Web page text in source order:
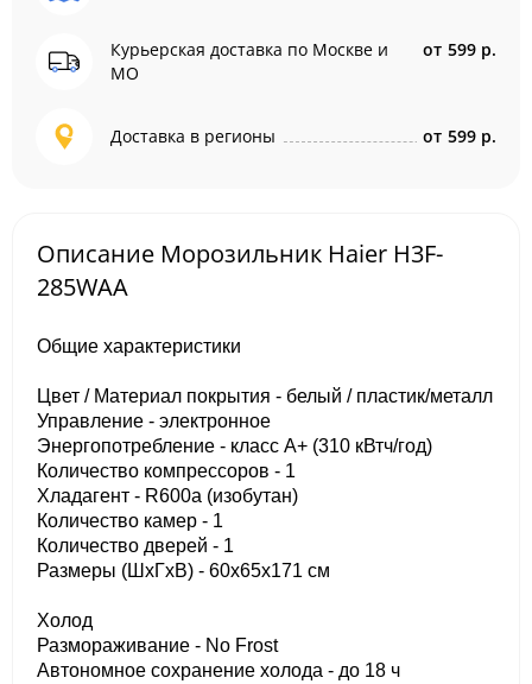
Курьерская доставка по Москве и
МО
от 599 р.
Доставка в регионы от 599 р.
Описание Морозильник Haier H3F-
285WAA
Общие характеристики
Цвет / Материал покрытия - белый / пластик/металл
Управление - электронное
Энергопотребление - класс A+ (310 кВтч/год)
Количество компрессоров - 1
Хладагент - R600a (изобутан)
Количество камер - 1
Количество дверей - 1
Размеры (ШхГхВ) - 60х65х171 см
Холод
Размораживание - No Frost
Автономное сохранение холода - до 18 ч